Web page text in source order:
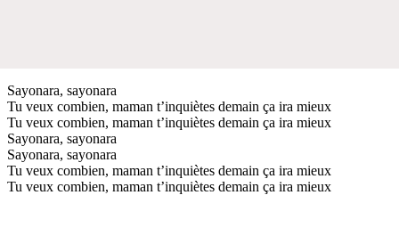
Sayonara, sayonara
Tu veux combien, maman t’inquiètes demain ça ira mieux
Tu veux combien, maman t’inquiètes demain ça ira mieux
Sayonara, sayonara
Sayonara, sayonara
Tu veux combien, maman t’inquiètes demain ça ira mieux
Tu veux combien, maman t’inquiètes demain ça ira mieux